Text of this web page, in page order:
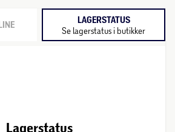
LAGERSTATUS
Se lagerstatus i butikker
Lagerstatus